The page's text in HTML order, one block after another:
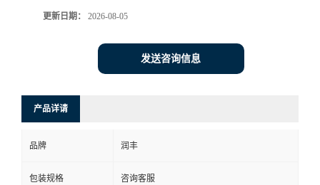
更新日期： 2026-08-05
发送咨询信息
产品详请
品牌 润丰
包装规格 咨询客服